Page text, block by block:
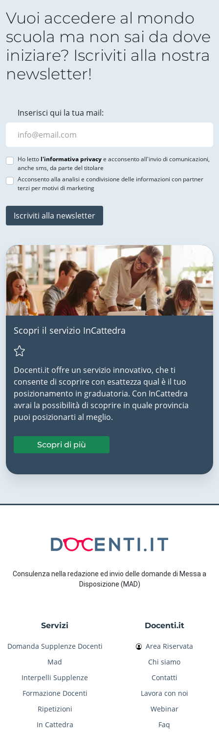
Vuoi accedere al mondo
scuola ma non sai da dove
iniziare? Iscriviti alla nostra
newsletter!
Inserisci qui la tua mail:
Ho letto l'informativa privacye acconsento all'invio di comunicazioni,
anche sms, da parte del titolare
Acconsento alla analisi e condivisione delle informazioni con partner
terzi per motivi di marketing
Iscriviti alla newsletter
Scopri il servizio InCattedra
Docenti.it offre un servizio innovativo, che ti
consente di scoprire con esattezza qual è il tuo
posizionamento in graduatoria. Con InCattedra
avrai la possibilità di scoprire in quale provincia
puoi posizionarti al meglio.
Scopri di più
Consulenza nella redazione ed invio delle domande di Messa a
Disposizione (MAD)
Servizi
Domanda Supplenze Docenti
Mad
Interpelli Supplenze
Formazione Docenti
Ripetizioni
In Cattedra
Docenti.it
Area Riservata
Chi siamo
Contatti
Lavora con noi
Webinar
Faq